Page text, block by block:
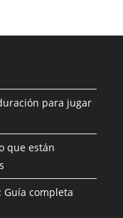
para jugar
que están
Guía completa